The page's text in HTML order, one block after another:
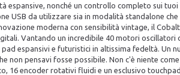
espansive, nonché un controllo completo sui
USB da utilizzare sia in modalità standalone
moderna con sensibilità vintage, il
Vantando un incredibile 40 motori oscillatori
pad espansivi e futuristici in altissima fedeltà.
non pensavi fosse possibile. Non c'è niente come
16 encoder rotativi fluidi e un esclusivo